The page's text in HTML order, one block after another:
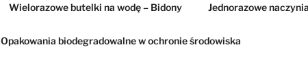
Wielorazowe butelki na wodę – Bidony Jednorazowe naczynia
Opakowania biodegradowalne w ochronie środowiska